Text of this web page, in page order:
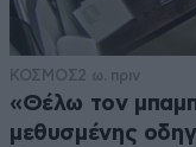
ΚΟΣΜΟΣ2 ω. πριν
«Θέλω τον
μεθυσμένης